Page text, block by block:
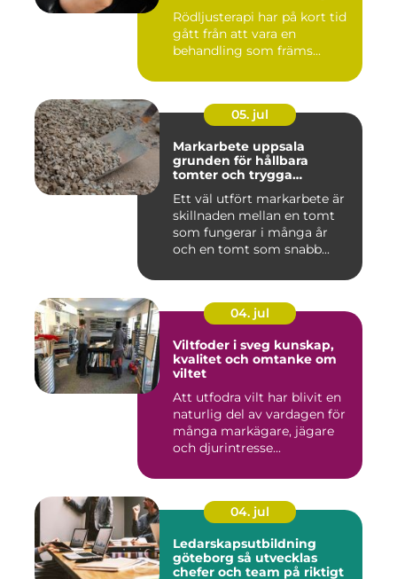
Rödljusterapi har på kort tid
gått från att vara en
behandling som främs...
05. jul
Markarbete uppsala
grunden för hållbara
tomter och trygga
Ett väl utfört markarbete är
skillnaden mellan en tomt
som fungerar i många år
och en tomt som snabb...
04. jul
Viltfoder i sveg kunskap,
kvalitet och omtanke om
viltet
Att utfodra vilt har blivit en
naturlig del av vardagen för
många markägare, jägare
och djurintresse...
04. jul
Ledarskapsutbildning
göteborg så utvecklas
chefer och team på riktigt